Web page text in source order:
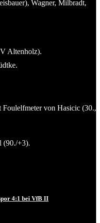
Wagner, Milbradt,
Altenholz).
Foulelfmeter von Hasicic (30.,
(90./+3).
4:1 bei VfB II